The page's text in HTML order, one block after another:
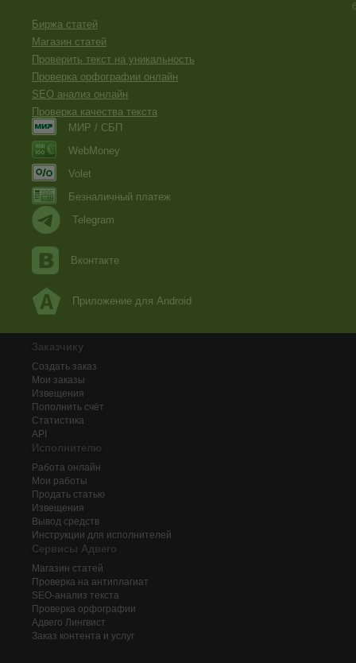
Биржа статей
Магазин статей
Проверить текст на уникальность
Проверка орфографии онлайн
SEO анализ онлайн
Проверка качества текста
МИР / СБП
WebMoney
Volet
Безналичный платеж
Telegram
Вконтакте
Приложение для Android
Заказчику
Создать заказ
Мои заказы
Извещения
Пополнить счёт
Статистика
API
Исполнителю
Работа онлайн
Мои работы
Продать статью
Извещения
Вывод средств
Инструкции для исполнителей
Сервисы Адвего
Магазин статей
Проверка на антиплагиат
SEO-анализ текста
Проверка орфографии
Адвего Лингвист
Заказ контента и услуг